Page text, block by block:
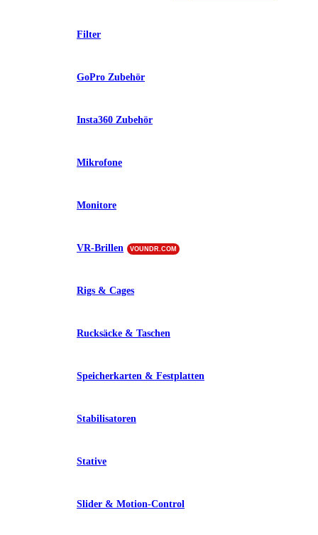
Filter
GoPro Zubehör
Insta360 Zubehör
Mikrofone
Monitore
VR-Brillen VOUNDR.COM
Rigs & Cages
Rucksäcke & Taschen
Speicherkarten & Festplatten
Stabilisatoren
Stative
Slider & Motion-Control